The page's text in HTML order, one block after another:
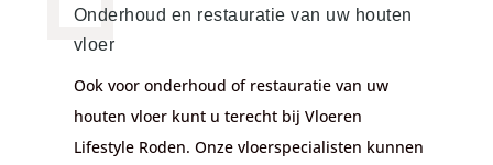
Onderhoud en restauratie van uw houten
vloer
Ook voor onderhoud of restauratie van uw
houten vloer kunt u terecht bij Vloeren
Lifestyle Roden. Onze vloerspecialisten kunnen